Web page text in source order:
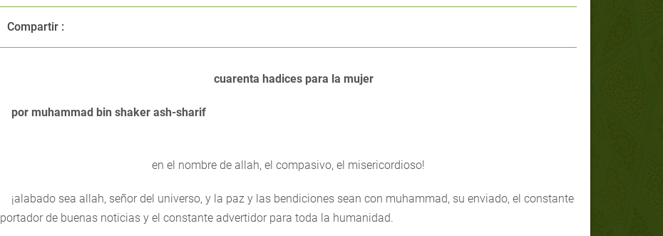
Compartir :
cuarenta hadices para la mujer
por muhammad bin shaker ash-sharif
en el nombre de allah, el compasivo, el misericordioso!
¡alabado sea allah, señor del universo, y la paz y las bendiciones sean con muhammad, su enviado, el constante
portador de buenas noticias y el constante advertidor para toda la humanidad.